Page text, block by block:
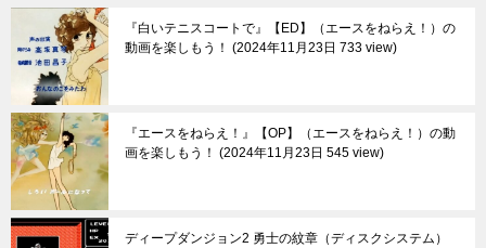
『白いテニスコートで』【ED】（エースをねらえ！）の
動画を楽しもう！
2024年11月23日 733 view
『エースをねらえ！』【OP】（エースをねらえ！）の動
画を楽しもう！
2024年11月23日 545 view
ディープダンジョン2 勇士の紋章（ディスクシステム）